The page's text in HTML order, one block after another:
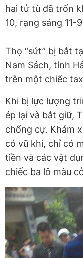
hai tử tù đã trốn
10, rạng sáng 11-
Thọ “sứt” bị bắt
Nam Sách, tỉnh
trên một chiếc
Khi bị lực lượng
ép lại và bắt giữ,
chống cự. Khám
có vũ khí, chỉ có
tiền và các vật
chiếc ba lô màu